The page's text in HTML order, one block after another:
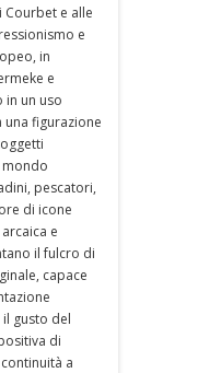
e alle
e
in
e
in un uso
figurazione
pescatori,
di icone
e
il fulcro di
capace
gusto del
di
a